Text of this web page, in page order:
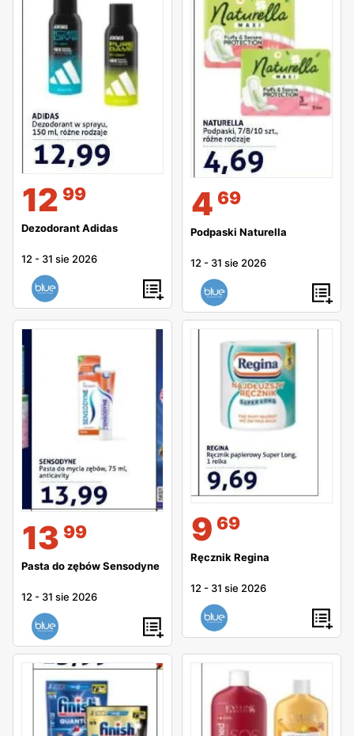
12 99
Dezodorant Adidas
12 - 31 sie 2026
4 69
Podpaski Naturella
12 - 31 sie 2026
13 99
Pasta do zębów Sensodyne
12 - 31 sie 2026
9 69
Ręcznik Regina
12 - 31 sie 2026